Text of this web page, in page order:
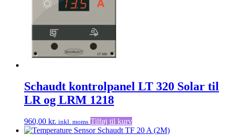
Schaudt kontrolpanel LT 320 Solar til
LR og LRM 1218
960,00 kr. inkl. moms Tilføj til kurv